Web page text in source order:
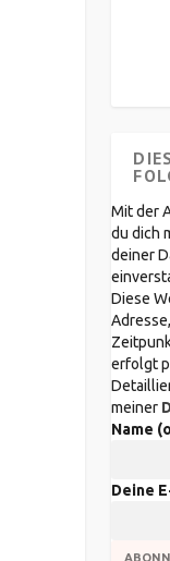
Mit der
du dich
deiner
Diese
erfolgt
meiner
Name
Deine